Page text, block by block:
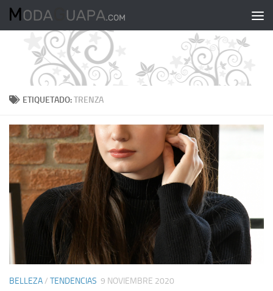
Saltar al contenido
ETIQUETADO:TRENZA
BELLEZA/ TENDENCIAS 9 NOVIEMBRE 2020